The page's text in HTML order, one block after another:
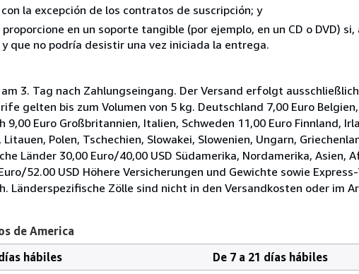
la excepción de los contratos de suscripción; y
en un soporte tangible (por ejemplo, en un CD o DVD) si,
que no podría desistir una vez iniciada la entrega.
3. Tag nach Zahlungseingang. Der Versand erfolgt
gelten bis zum Volumen von 5 kg. Deutschland 7,00 Euro
Euro Großbritannien, Italien, Schweden 11,00 Euro Finnland,
Polen, Tschechien, Slowakei, Slowenien, Ungarn,
Länder 30,00 Euro/40,00 USD Südamerika, Nordamerika, Asien,
52.00 USD Höhere Versicherungen und Gewichte sowie
Länderspezifische Zölle sind nicht in den Versandkosten oder im
de America
hábiles
De 7 a 21 días hábiles